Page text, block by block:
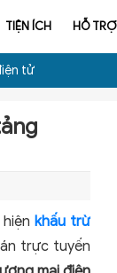
TIỆN ÍCH HỖ TRỢ
tử
hiệnkhấu trừ
trực tuyến